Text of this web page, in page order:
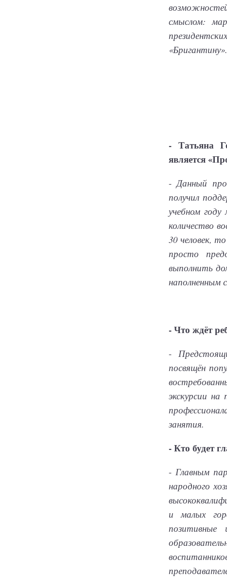
смыслом:
«Бригантину».
- Татьяна
является
-Данный
получил
учебном
количество
30 человек,
просто
выполнить
наполненным
- Что ждёт
-
посвящён
экскурсии
занятия.
- Кто будет
- Главным
народного
и малых
позитивные